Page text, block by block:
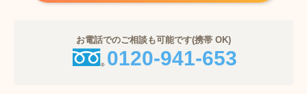
お電話でのご相談も可能です(携帯 OK)
0120-941-653